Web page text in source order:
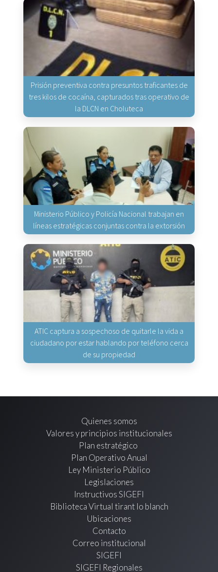
Prisión preventiva contra presuntos traficantes de
tres kilos de cocaína, capturados tras operativo de
la DLCN en Choluteca
Ministerio Público y Policía Nacional trabajan en
líneas estratégicas conjuntas contra la extorsión
ATIC captura a sospechoso de quitarle la vida a
ciudadano por estar hablando por teléfono cerca
de su propiedad
Quienes somos
Valores y principios institucionales
Plan estratégico
Plan Operativo Anual
Ley Ministerio Público
Legislaciones
Instructivos SIGEFI
Biblioteca Virtual tirant lo blanch
Ubicaciones
Contacto
Correo institucional
SIGEFI
SIGEFI Regionales